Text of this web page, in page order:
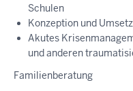
Schulen
Konzeption und
Akutes
und anderen
Familienberatung